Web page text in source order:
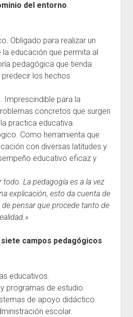
del entorno
Obligado para realizar un
educación que permita al
pedagógica que tienda
predecir los hechos
Imprescindible para la
concretos que surgen
practica educativa.
Como herramienta que
con diversas latitudes y
educativo eficaz y
todo. La pedagogía es a la vez
explicación, esto da cuenta de
pensar que procede tanto de
campos pedagógicos
educativos.
programas de estudio.
de apoyo didáctico.
escolar.